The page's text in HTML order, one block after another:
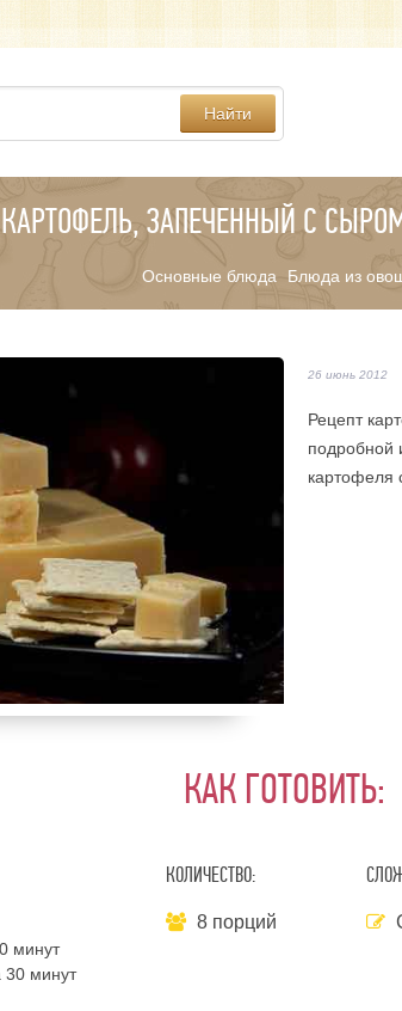
Найти
КАРТОФЕЛЬ, ЗАПЕЧЕННЫЙ С
Основные блюда/ Блюда из
26 июнь 2012
Рецепт
подробной
картофеля
КАК ГОТОВИТЬ:
минут
30 минут
КОЛИЧЕСТВО:
8 порций